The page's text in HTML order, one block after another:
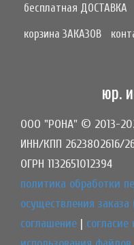
бесплатная ДОСТАВКА
корзина ЗАКАЗОВ
юр.
ООО "РОНА" © 2013-
ИНН/КПП 2623802616/
ОГРН 1132651012394
политика обработки
осуществления заказа
соглашение |